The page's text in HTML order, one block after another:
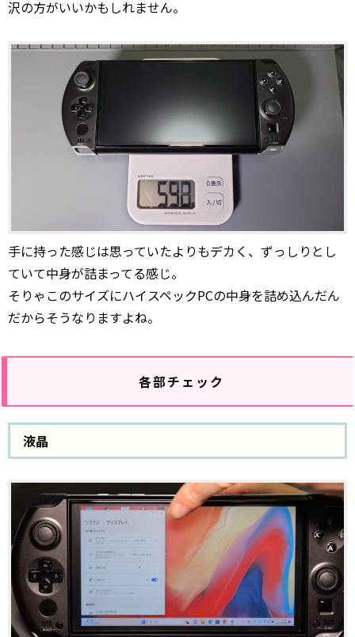
沢の方がいいかもしれません。
手に持った感じは思っていたよりもデカく、ずっしりとし
ていて中身が詰まってる感じ。
そりゃこのサイズにハイスペックPCの中身を詰め込んだん
だからそうなりますよね。
各部チェック
液晶